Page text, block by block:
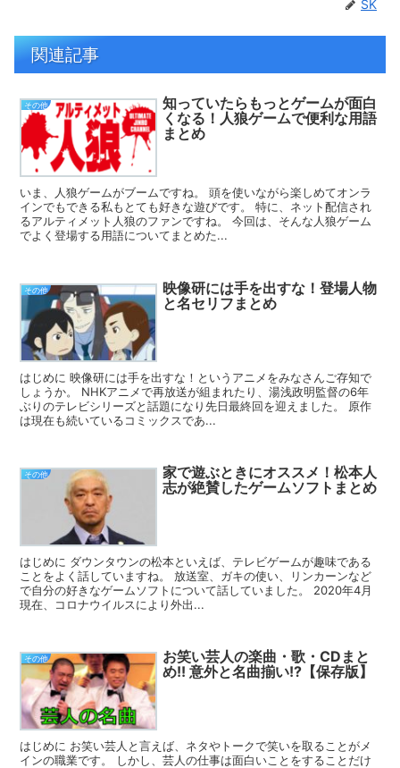
SK
関連記事
その他
知っていたらもっとゲームが面白
くなる！人狼ゲームで便利な用語
まとめ
いま、人狼ゲームがブームですね。 頭を使いながら楽しめてオンラ
インでもできる私もとても好きな遊びです。 特に、ネット配信され
るアルティメット人狼のファンですね。 今回は、そんな人狼ゲーム
でよく登場する用語についてまとめた...
その他
映像研には手を出すな！登場人物
と名セリフまとめ
はじめに 映像研には手を出すな！というアニメをみなさんご存知で
しょうか。 NHKアニメで再放送が組まれたり、湯浅政明監督の6年
ぶりのテレビシリーズと話題になり先日最終回を迎えました。 原作
は現在も続いているコミックスであ...
その他
家で遊ぶときにオススメ！松本人
志が絶賛したゲームソフトまとめ
はじめに ダウンタウンの松本といえば、テレビゲームが趣味である
ことをよく話していますね。 放送室、ガキの使い、リンカーンなど
で自分の好きなゲームソフトについて話していました。 2020年4月
現在、コロナウイルスにより外出...
その他
お笑い芸人の楽曲・歌・CDまと
め!! 意外と名曲揃い!?【保存版】
はじめに お笑い芸人と言えば、ネタやトークで笑いを取ることがメ
インの職業です。 しかし、芸人の仕事は面白いことをすることだけ